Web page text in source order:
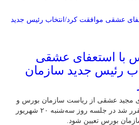
با استعفای عشقی
رئیس جدید سازمان
مجید عشقی از ریاست سازمان بورس و
اوراق بهادار موافقت کرد و مقرر شد در جلسه‌ روز سه‌شنبه ۲۰ شهریور